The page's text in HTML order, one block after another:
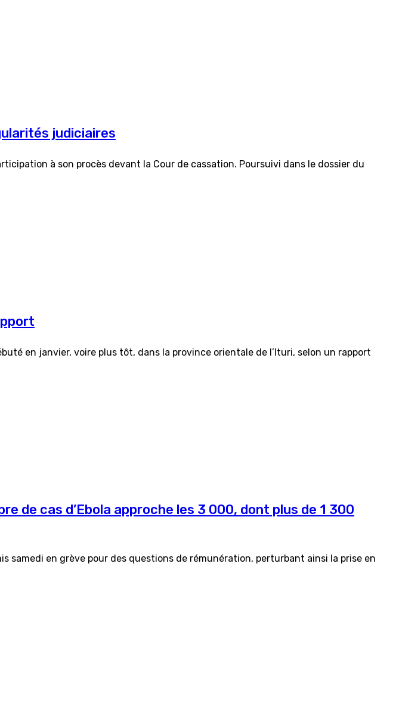
judiciaires
à son procès devant la Cour de cassation. Poursuivi dans le dossier du
en janvier, voire plus tôt, dans la province orientale de l’Ituri, selon un rapport
de cas d’Ebola approche les 3 000, dont plus de 1 300
samedi en grève pour des questions de rémunération, perturbant ainsi la prise en